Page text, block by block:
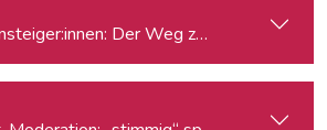
Der Weg zum eigenen